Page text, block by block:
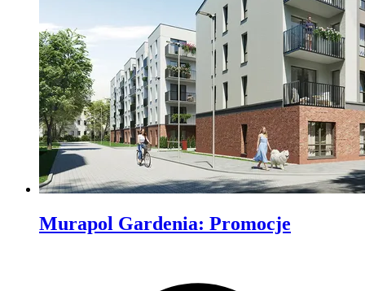
Murapol Gardenia: Promocje